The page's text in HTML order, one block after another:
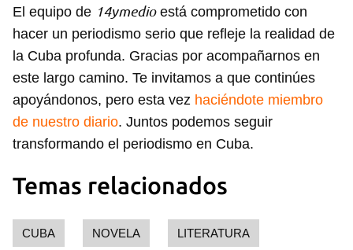
INICIAR SESIÓN CANCELAR
El equipo de 14ymedioestá comprometido con
hacer un periodismo serio que refleje la realidad de
la Cuba profunda. Gracias por acompañarnos en
este largo camino. Te invitamos a que continúes
apoyándonos, pero esta vez haciéndote miembro
de nuestro diario. Juntos podemos seguir
transformando el periodismo en Cuba.
Temas relacionados
CUBA NOVELA LITERATURA